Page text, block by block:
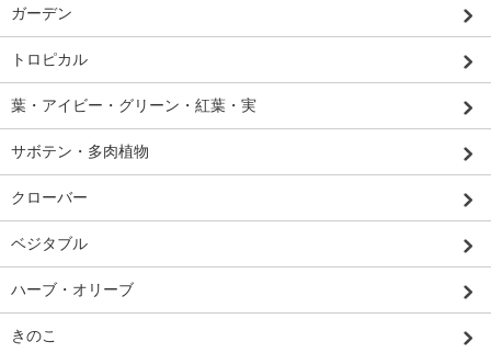
ガーデン
トロピカル
葉・アイビー・グリーン・紅葉・実
サボテン・多肉植物
クローバー
ベジタブル
ハーブ・オリーブ
きのこ